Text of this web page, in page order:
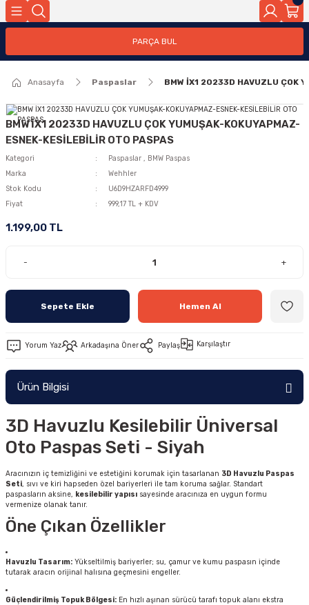
PARÇA BUL
Anasayfa Paspaslar BMW İX1 20233D HAVUZLU ÇOK
BMW İX1 20233D HAVUZLU ÇOK YUMUŞAK-KOKUYAPMAZ-
ESNEK-KESİLEBİLİR OTO PASPAS
Kategori Paspaslar , BMW Paspas
Marka
Wehhler
Stok Kodu
U6D9HZARFD4999
Fiyat
999,17 TL + KDV
1.199,00 TL
- +
Sepete Ekle Hemen Al
Yorum Yaz Arkadaşına Öner Paylaş Karşılaştır
Ürün Bilgisi
3D Havuzlu Kesilebilir Üniversal
Oto Paspas Seti - Siyah
Aracınızın iç temizliğini ve estetiğini korumak için tasarlanan 3D Havuzlu Paspas
Seti, sıvı ve kiri hapseden özel bariyerleri ile tam koruma sağlar. Standart
paspasların aksine, kesilebilir yapısı sayesinde aracınıza en uygun formu
vermenize olanak tanır.
Öne Çıkan Özellikler
Havuzlu Tasarım: Yükseltilmiş bariyerler; su, çamur ve kumu paspasın içinde
tutarak aracın orijinal halısına geçmesini engeller.
Güçlendirilmiş Topuk Bölgesi: En hızlı aşınan sürücü tarafı topuk alanı ekstra